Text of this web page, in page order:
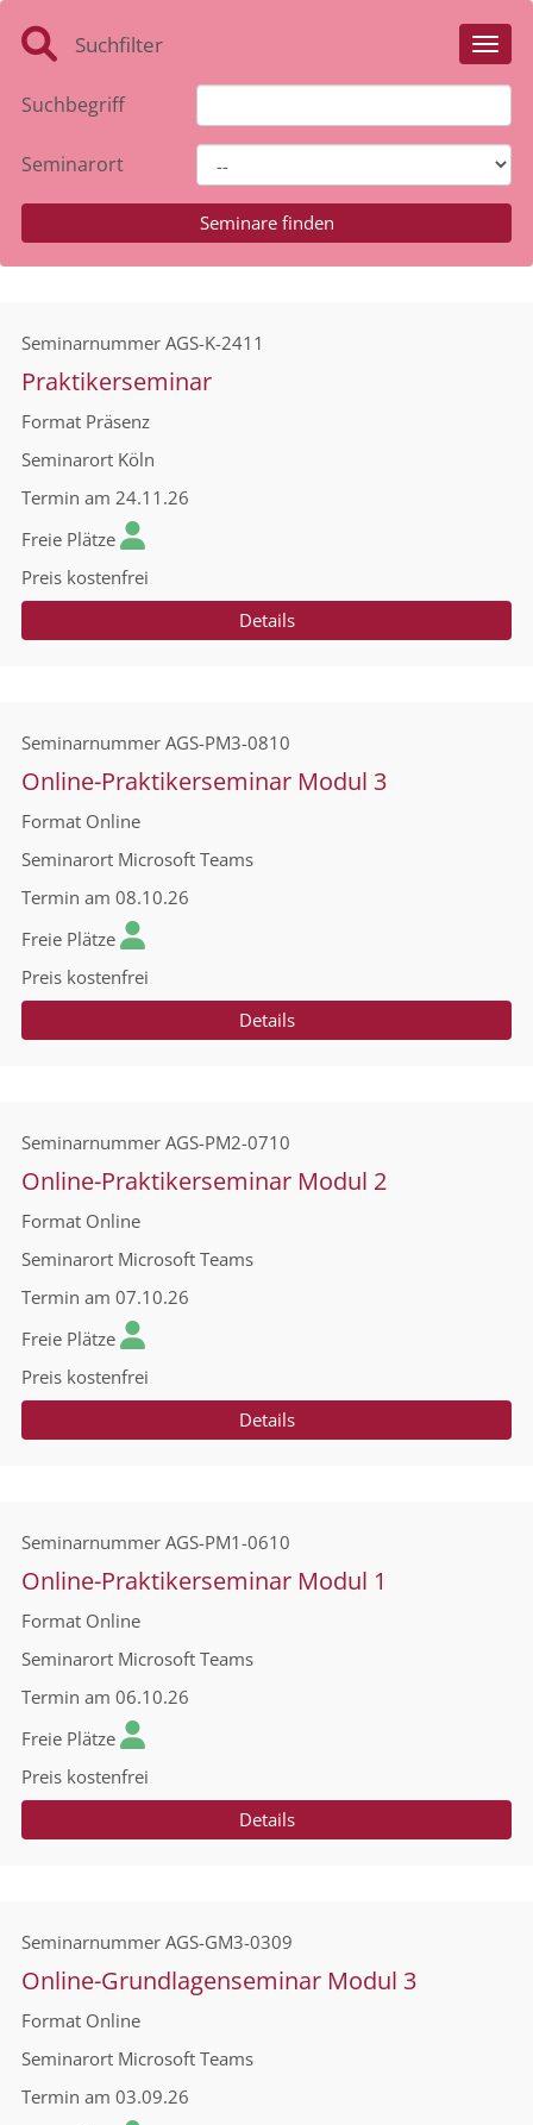
Suchfilter
Suchbegriff
Seminarort
Seminarnummer AGS-K-2411
Praktikerseminar
Format Präsenz
Seminarort Köln
Termin am 24.11.26
Freie Plätze
Preis kostenfrei
Details
Seminarnummer AGS-PM3-0810
Online-Praktikerseminar Modul 3
Format Online
Seminarort Microsoft Teams
Termin am 08.10.26
Freie Plätze
Preis kostenfrei
Details
Seminarnummer AGS-PM2-0710
Online-Praktikerseminar Modul 2
Format Online
Seminarort Microsoft Teams
Termin am 07.10.26
Freie Plätze
Preis kostenfrei
Details
Seminarnummer AGS-PM1-0610
Online-Praktikerseminar Modul 1
Format Online
Seminarort Microsoft Teams
Termin am 06.10.26
Freie Plätze
Preis kostenfrei
Details
Seminarnummer AGS-GM3-0309
Online-Grundlagenseminar Modul 3
Format Online
Seminarort Microsoft Teams
Termin am 03.09.26